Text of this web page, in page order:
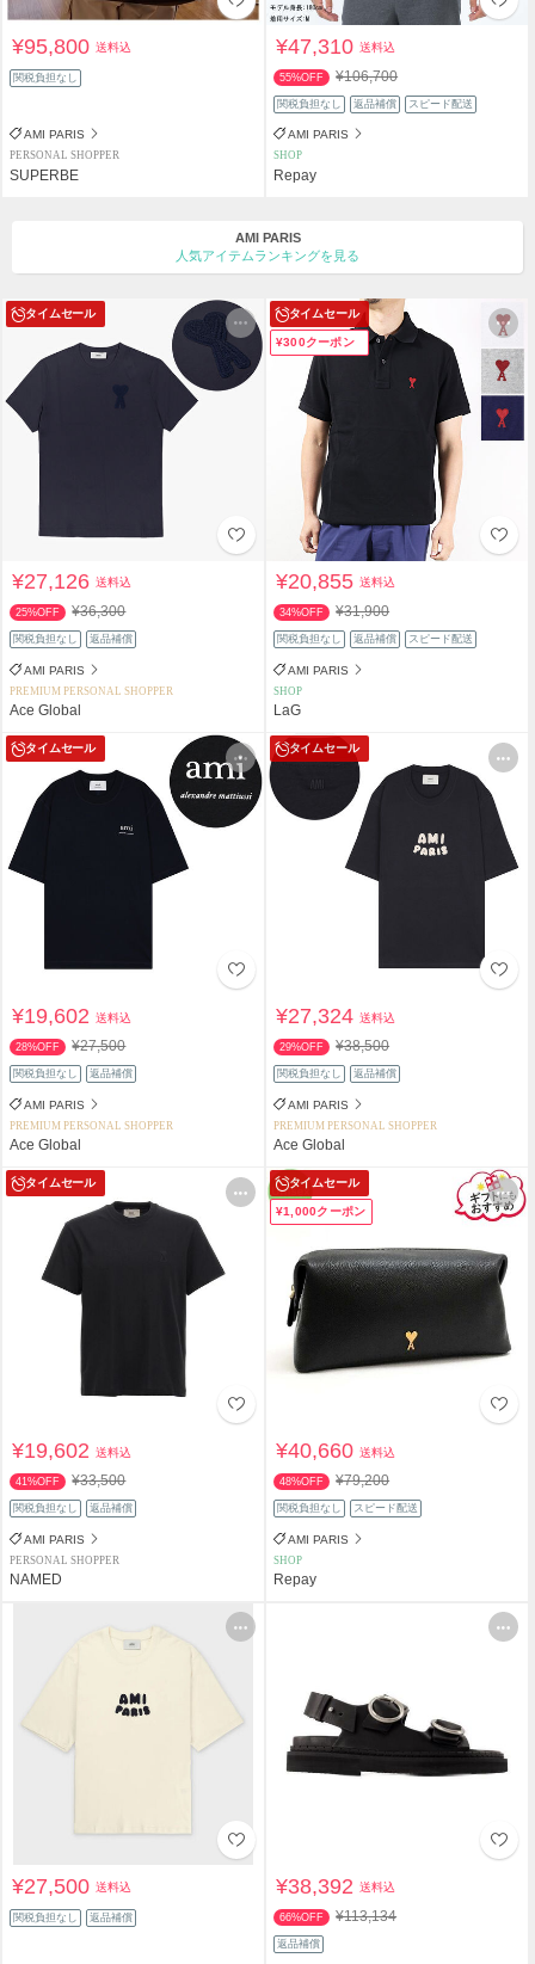
¥95,800送料込
関税負担なし
AMI PARIS
PERSONAL SHOPPER
SUPERBE
¥47,310送料込
55%OFF ¥106,700
関税負担なし 返品補償 スピード配送
AMI PARIS
SHOP
Repay
AMI PARIS
人気アイテムランキングを見る
タイムセール
¥27,126送料込
25%OFF ¥36,300
関税負担なし 返品補償
AMI PARIS
PREMIUM PERSONAL SHOPPER
Ace Global
タイムセール
¥300クーポン
¥20,855送料込
34%OFF ¥31,900
関税負担なし 返品補償 スピード配送
AMI PARIS
SHOP
LaG
タイムセール
¥19,602送料込
28%OFF ¥27,500
関税負担なし 返品補償
AMI PARIS
PREMIUM PERSONAL SHOPPER
Ace Global
タイムセール
¥27,324送料込
29%OFF ¥38,500
関税負担なし 返品補償
AMI PARIS
PREMIUM PERSONAL SHOPPER
Ace Global
タイムセール
¥19,602送料込
41%OFF ¥33,500
関税負担なし 返品補償
AMI PARIS
PERSONAL SHOPPER
NAMED
タイムセール
¥1,000クーポン
¥40,660送料込
48%OFF ¥79,200
関税負担なし スピード配送
AMI PARIS
SHOP
Repay
¥27,500送料込
関税負担なし 返品補償
¥38,392送料込
66%OFF ¥113,134
返品補償